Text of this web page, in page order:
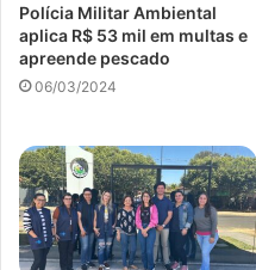
Polícia Militar Ambiental
aplica R$ 53 mil em multas e
apreende pescado
06/03/2024